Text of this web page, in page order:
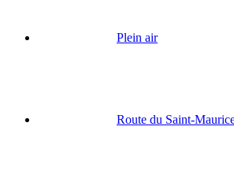
Plein air
Route du Saint-